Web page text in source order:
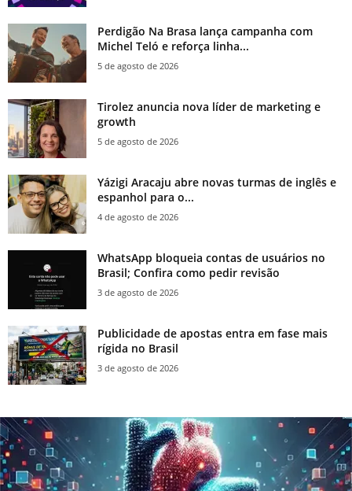
Perdigão Na Brasa lança campanha com
Michel Teló e reforça linha...
5 de agosto de 2026
Tirolez anuncia nova líder de marketing e
growth
5 de agosto de 2026
Yázigi Aracaju abre novas turmas de inglês e
espanhol para o...
4 de agosto de 2026
WhatsApp bloqueia contas de usuários no
Brasil; Confira como pedir revisão
3 de agosto de 2026
Publicidade de apostas entra em fase mais
rígida no Brasil
3 de agosto de 2026